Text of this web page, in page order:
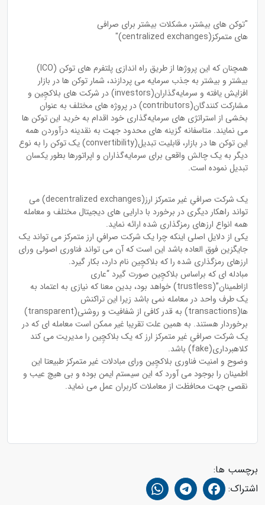
"توکن های بیشتر، مشکلات بیشتر برای صرافی
های متمرکز(centralized exchanges)"
همچنان که این پروژها از طریق راه اندازی پلتفرم های توکن (ICO)
بیشتر و بیشتر به جذب سرمایه می پردازند، شمار توکن ها در بازار
افزایش یافته و سرمایه‌گذاران(investors) در شرکت های بلاکچِین و
مشارکت کنندگان(contributors) در پروژه های مختلف به عنوان
بخشی از استراتژی های سرمایه‌گذاری خود اقدام به خرید این توکن ها
می نمایند. متاسفانه گزینه های محدود جهت به نقدینه درآوردن همه
این توکن ها در بازار، قابلیت تبدیل(convertibility) یک توکن را به نوع
دیگر به یک چالش واقعی برای سرمایه‌گذاران و اپراتورها بطور یکسان
تبدیل نموده است.
یک شرکت صرافیِ غیر متمرکز ارز(decentralized exchanges) می
تواند راهکار دیگری در برخورد با دارایی های دیجیتال مختلف و معامله
همه انواع ارزهای رمزگذاری شده ارائه نماید.
یکی از دلایل اصلی اینکه چرا یک شرکت صرافیِ ارز متمرکز می تواند یک
جایگزین فوق العاده باشد این است که آن می تواند فناوری اصولی ورای
ارزهای رمزگذاری شده را که بلاکچِین نام دارد، بکار گیرد.
مبادله ای که براساس بلاکچِین صورت گیرد “عاری
ازاطمینان”(trustless) خواهد بود، بدین معنا که نیازی به اعتماد به
یک طرف واحد در معامله نمی باشد زیرا این تراکنش
ها(transactions) به قدر کافی از شفافیت و روشنی(transparent)
برخوردار هستند. به همین علت تقریبا غیر ممکن است معامله ای که در
یک شرکت صرافیِ غیر متمرکز ارز که یک بلاکچِین را مدیریت می کند
کلاهبرداری(fake) باشد.
وضوح و امنیت فناوری بلاکچِین ورای مبادلات غیر متمرکز طبیعتا این
اطمینان را بوجود می آورد که این سیستم ایمن بوده و بی هیچ عیب و
نقصی جهت محافظت از معاملات کاربران عمل می نماید.
برچسب ها:
اشتراک: